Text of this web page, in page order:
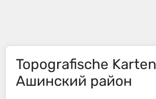
Topografische Karten
Ашинский район